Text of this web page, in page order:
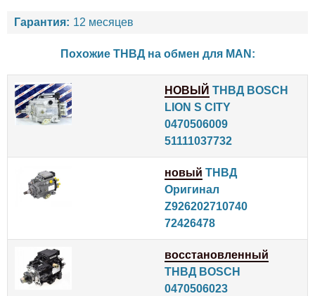
Гарантия: 12 месяцев
Похожие ТНВД на обмен для MAN :
НОВЫЙ ТНВД BOSCH
LION S CITY
0470506009
51111037732
новый ТНВД
Оригинал
Z926202710740
72426478
восстановленный
ТНВД BOSCH
0470506023